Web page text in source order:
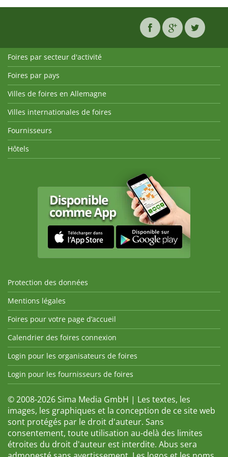
Foires par secteur d'activité
Foires par pays
Villes de foires en Allemagne
Villes internationales de foires
Fournisseurs
Hôtels
Protection des données
Mentions légales
Foires pour votre page d’accueil
Calendrier des foires connexion
Login pour les organisateurs de foires
Login pour les fournisseurs de foires
© 2008-2026 Sima Media GmbH | Les textes, les
images, les graphiques et la conception de ce site web
sont protégés par le droit d'auteur. Sans
consentement, toute utilisation au-delà des limites
étroites du droit d'auteur est interdite. Abus sera